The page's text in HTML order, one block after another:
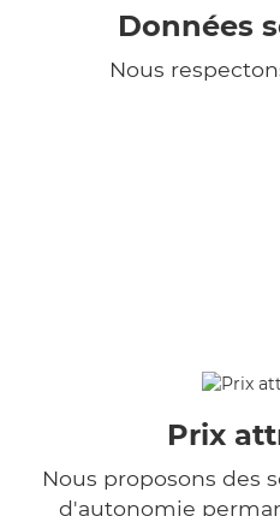
Données
Nous
Prix
Nous proposons des
d'autonomie